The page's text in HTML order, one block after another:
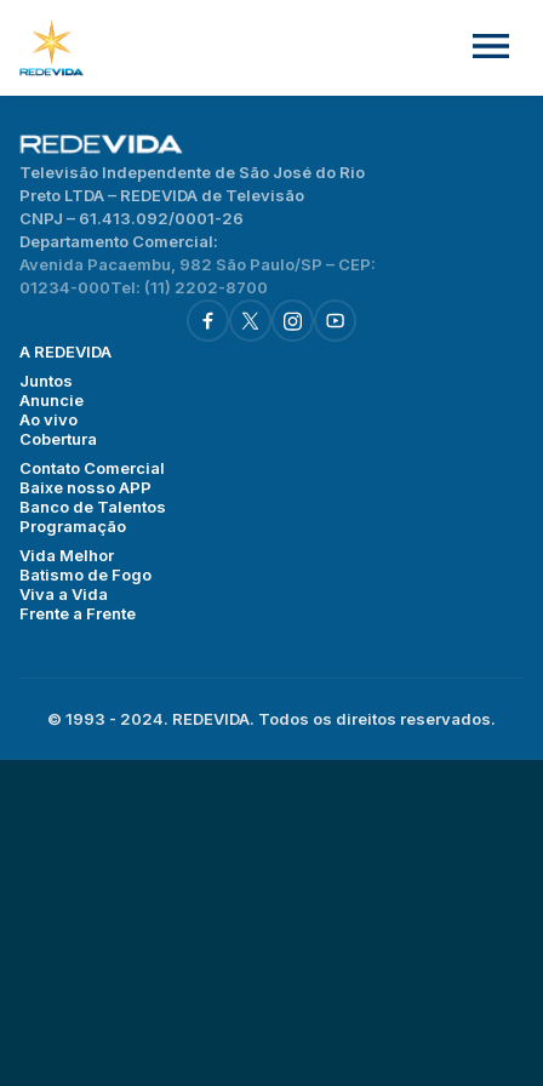
Televisão Independente de São José do Rio
Preto LTDA – REDEVIDA de Televisão
CNPJ – 61.413.092/0001-26
Departamento Comercial:
Avenida Pacaembu, 982 São Paulo/SP – CEP:
01234-000Tel: (11) 2202-8700
A REDEVIDA
Juntos
Anuncie
Ao vivo
Cobertura
Contato Comercial
Baixe nosso APP
Banco de Talentos
Programação
Vida Melhor
Batismo de Fogo
Viva a Vida
Frente a Frente
© 1993 - 2024. REDEVIDA. Todos os direitos reservados.